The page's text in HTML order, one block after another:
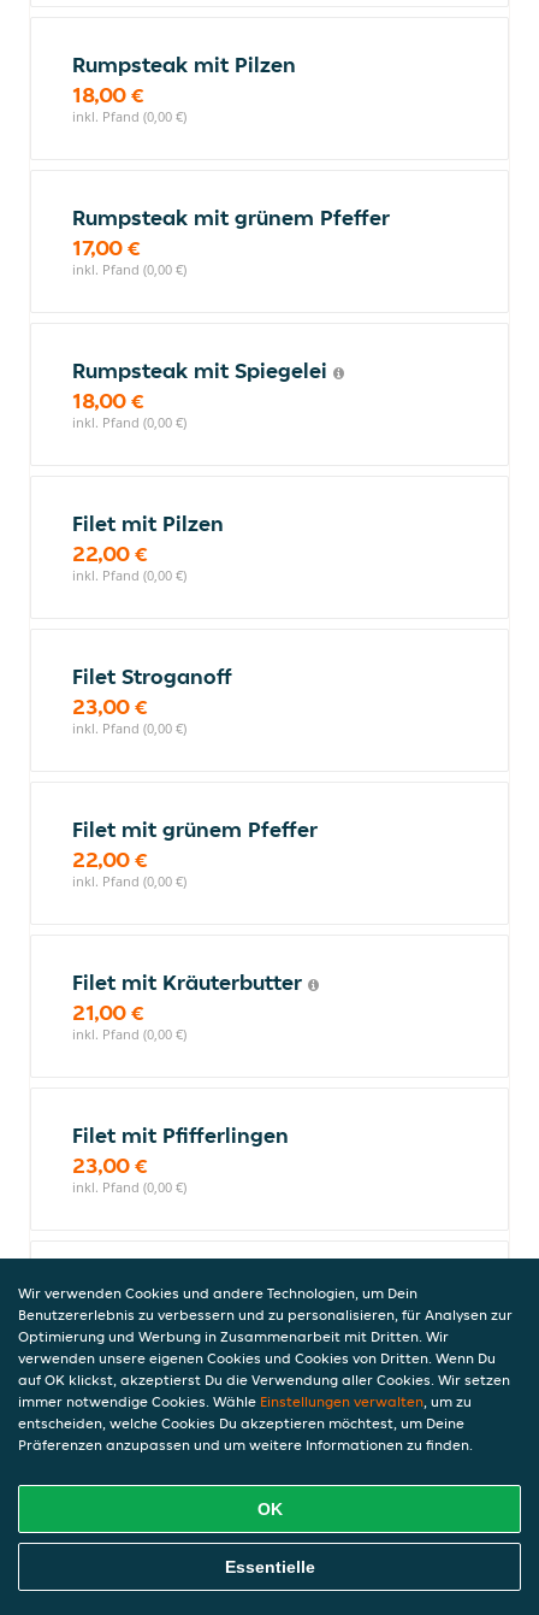
Rumpsteak mit Pilzen
18,00 €
inkl. Pfand (0,00 €)
Rumpsteak mit grünem Pfeffer
17,00 €
inkl. Pfand (0,00 €)
Rumpsteak mit Spiegelei
18,00 €
inkl. Pfand (0,00 €)
Filet mit Pilzen
22,00 €
inkl. Pfand (0,00 €)
Filet Stroganoff
23,00 €
inkl. Pfand (0,00 €)
Filet mit grünem Pfeffer
22,00 €
inkl. Pfand (0,00 €)
Filet mit Kräuterbutter
21,00 €
inkl. Pfand (0,00 €)
Filet mit Pfifferlingen
23,00 €
inkl. Pfand (0,00 €)
T-Bone Steak alla Griglia
gegrillt, ohne Beilage
23,00 €
inkl. Pfand (0,00 €)
Online Essen Bestellen
Wir verwenden Cookies und andere Technologien, um Dein
Benutzererlebnis zu verbessern und zu personalisieren, für Analysen zur
Optimierung und Werbung in Zusammenarbeit mit Dritten. Wir
verwenden unsere eigenen Cookies und Cookies von Dritten. Wenn Du
auf OK klickst, akzeptierst Du die Verwendung aller Cookies. Wir setzen
immer notwendige Cookies. Wähle Einstellungen verwalten, um zu
entscheiden, welche Cookies Du akzeptieren möchtest, um Deine
Präferenzen anzupassen und um weitere Informationen zu finden.
OK
Essentielle